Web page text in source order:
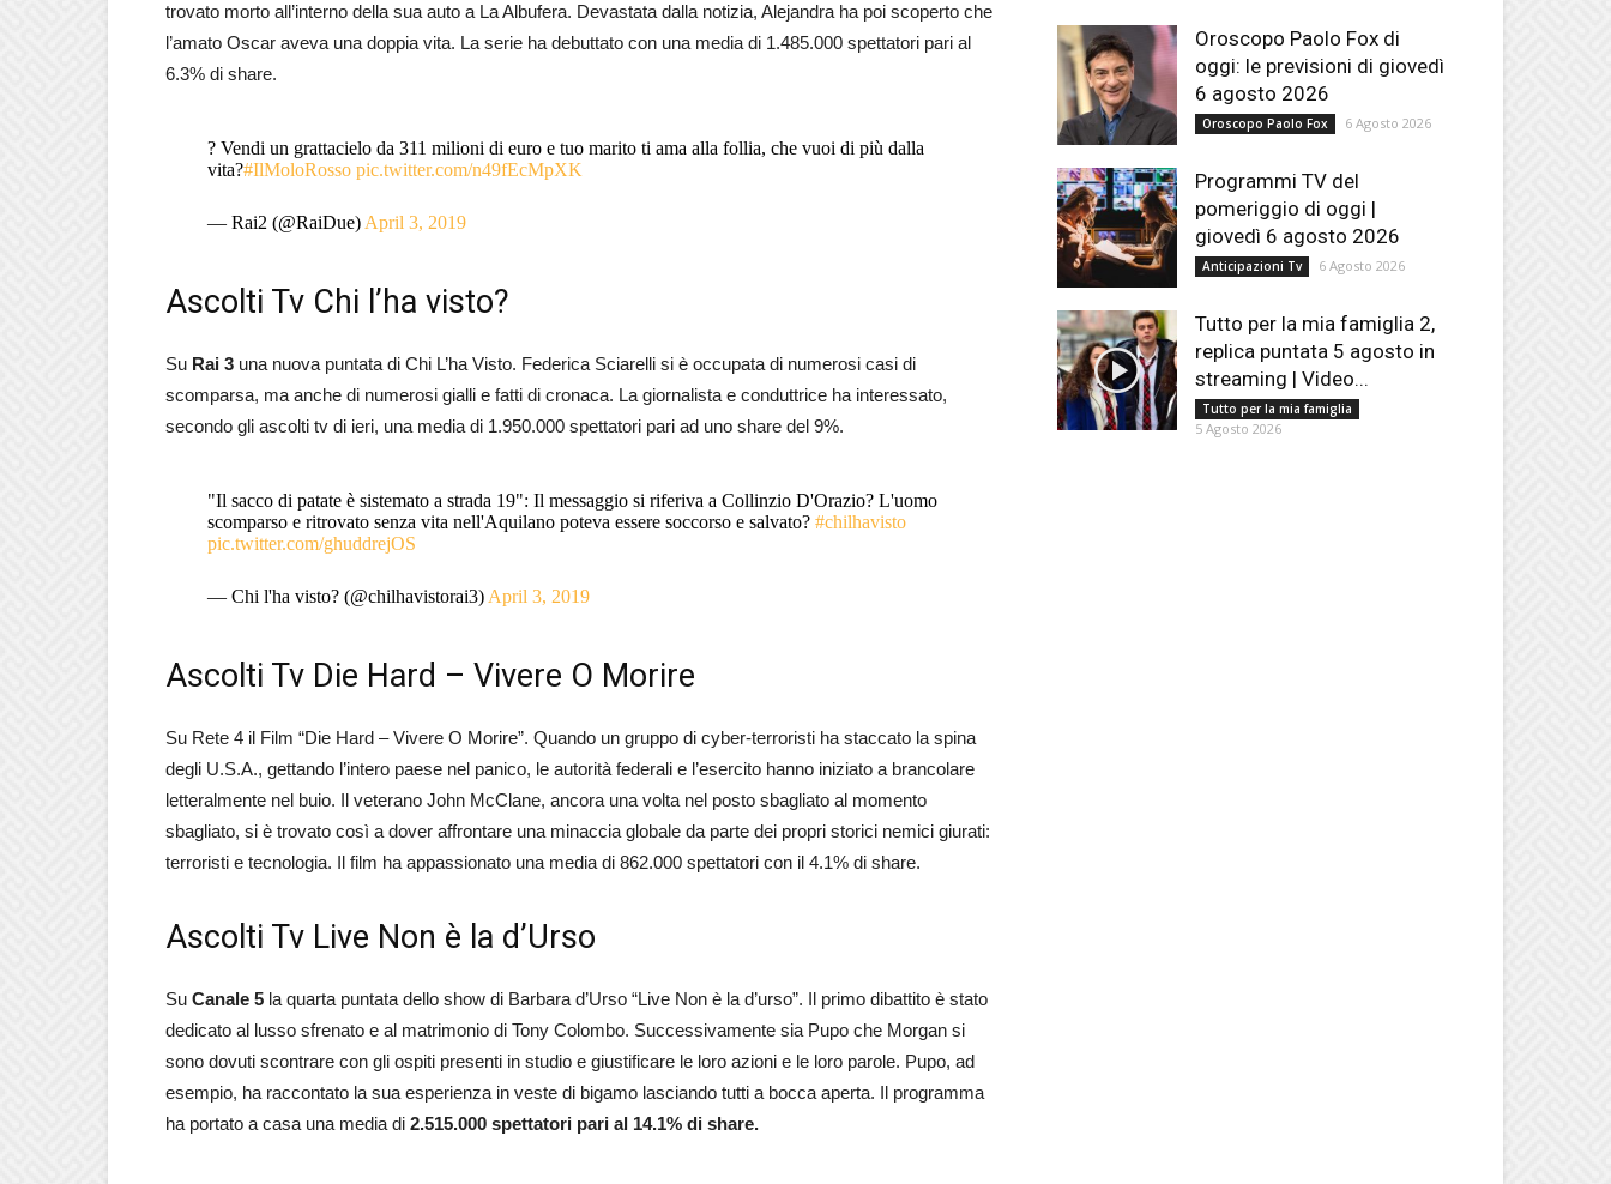
trovato morto all’interno della sua auto a La Albufera. Devastata dalla notizia, Alejandra ha poi scoperto che
l’amato Oscar aveva una doppia vita. La serie ha debuttato con una media di 1.485.000 spettatori pari al
6.3% di share.
? Vendi un grattacielo da 311 milioni di euro e tuo marito ti ama alla follia, che vuoi di più dalla
vita?#IlMoloRosso pic.twitter.com/n49fEcMpXK
— Rai2 (@RaiDue) April 3, 2019
Ascolti Tv Chi l’ha visto?
Su Rai 3 una nuova puntata di Chi L’ha Visto. Federica Sciarelli si è occupata di numerosi casi di
scomparsa, ma anche di numerosi gialli e fatti di cronaca. La giornalista e conduttrice ha interessato,
secondo gli ascolti tv di ieri, una media di 1.950.000 spettatori pari ad uno share del 9%.
"Il sacco di patate è sistemato a strada 19": Il messaggio si riferiva a Collinzio D'Orazio? L'uomo
scomparso e ritrovato senza vita nell'Aquilano poteva essere soccorso e salvato? #chilhavisto
pic.twitter.com/ghuddrejOS
— Chi l'ha visto? (@chilhavistorai3) April 3, 2019
Ascolti Tv Die Hard – Vivere O Morire
Su Rete 4 il Film “Die Hard – Vivere O Morire”. Quando un gruppo di cyber-terroristi ha staccato la spina
degli U.S.A., gettando l’intero paese nel panico, le autorità federali e l’esercito hanno iniziato a brancolare
letteralmente nel buio. Il veterano John McClane, ancora una volta nel posto sbagliato al momento
sbagliato, si è trovato così a dover affrontare una minaccia globale da parte dei propri storici nemici giurati:
terroristi e tecnologia. Il film ha appassionato una media di 862.000 spettatori con il 4.1% di share.
Ascolti Tv Live Non è la d’Urso
Su Canale 5 la quarta puntata dello show di Barbara d’Urso “Live Non è la d’urso”. Il primo dibattito è stato
dedicato al lusso sfrenato e al matrimonio di Tony Colombo. Successivamente sia Pupo che Morgan si
sono dovuti scontrare con gli ospiti presenti in studio e giustificare le loro azioni e le loro parole. Pupo, ad
esempio, ha raccontato la sua esperienza in veste di bigamo lasciando tutti a bocca aperta. Il programma
ha portato a casa una media di 2.515.000 spettatori pari al 14.1% di share.
Oroscopo Paolo Fox di
oggi: le previsioni di giovedì
6 agosto 2026
Oroscopo Paolo Fox 6 Agosto 2026
Programmi TV del
pomeriggio di oggi |
giovedì 6 agosto 2026
Anticipazioni Tv 6 Agosto 2026
Tutto per la mia famiglia 2,
replica puntata 5 agosto in
streaming | Video...
Tutto per la mia famiglia
5 Agosto 2026